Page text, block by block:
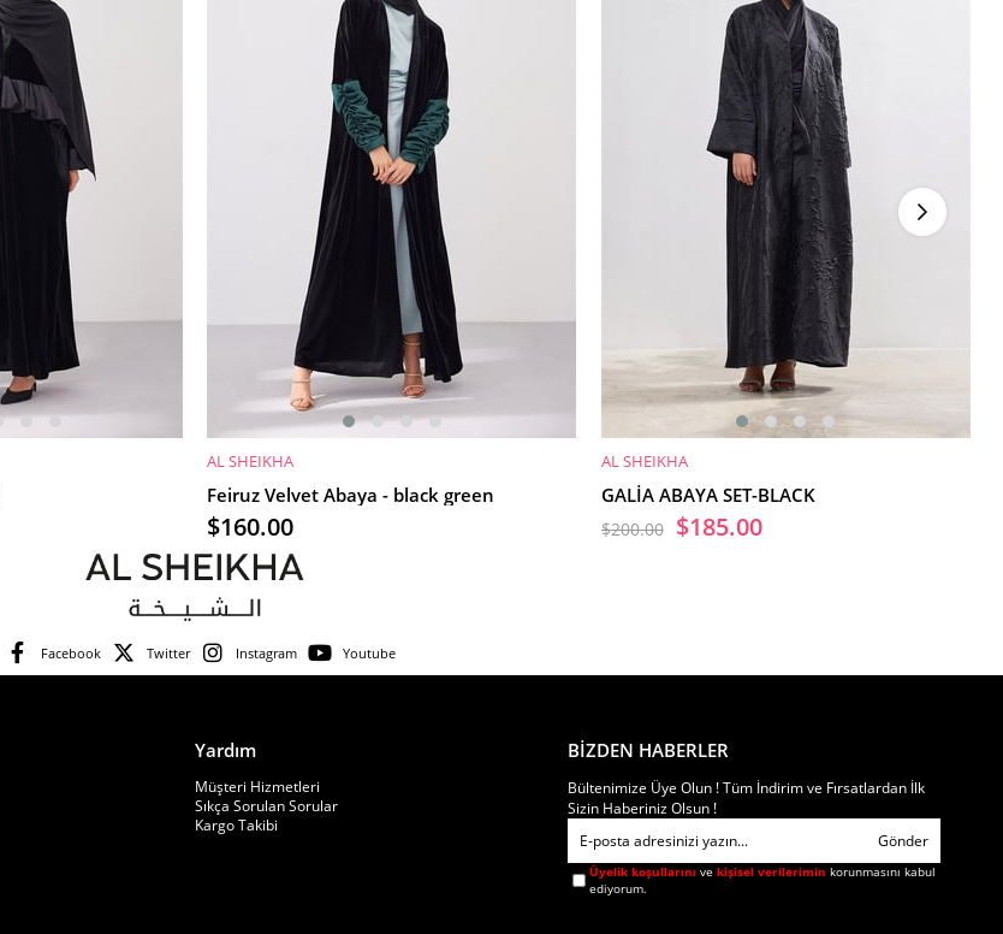
SEPETE EKLE
AL SHEIKHA
Feiruz Velvet Abaya - black green
$160.00
SEPETE EKLE
AL SHEIKHA
GALİA ABAYA SET-BLACK
$185.00
$200.00
Facebook Twitter Instagram Youtube
Yardım
Müşteri Hizmetleri
Sıkça Sorulan Sorular
Kargo Takibi
BİZDEN HABERLER
Bültenimize Üye Olun ! Tüm İndirim ve Fırsatlardan İlk
Sizin Haberiniz Olsun !
Gönder
Üyelik koşullarını vekişisel verilerimin korunmasını kabul
ediyorum.